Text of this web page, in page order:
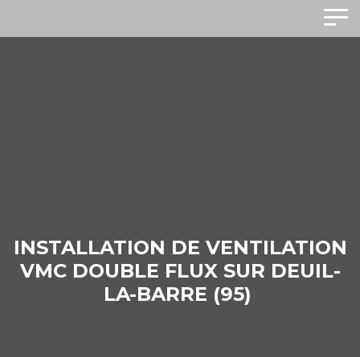
INSTALLATION DE VENTILATION
VMC DOUBLE FLUX SUR DEUIL-
LA-BARRE (95)